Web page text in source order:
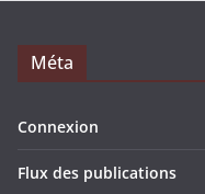
Méta
Connexion
Flux des publications